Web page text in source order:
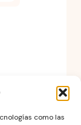
como las